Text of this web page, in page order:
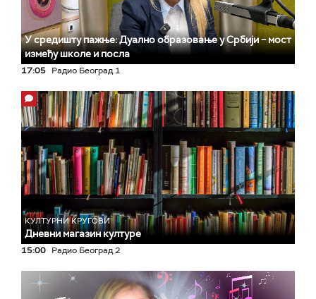
У средишту пажње: Дуално образовање у Србији – мост
између школе и посла
17:05 Радио Београд 1
КУЛТУРНИ КРУГОВИ
Дневни магазин културе
15:00 Радио Београд 2